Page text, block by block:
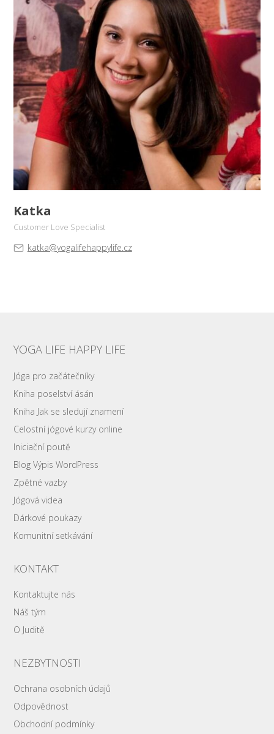
Katka
Customer Love Specialist
katka@yogalifehappylife.cz
YOGA LIFE HAPPY LIFE
Jóga pro začátečníky
Kniha poselství ásán
Kniha Jak se sledují znamení
Celostní jógové kurzy online
Iniciační poutě
Blog Výpis WordPress
Zpětné vazby
Jógová videa
Dárkové poukazy
Komunitní setkávání
KONTAKT
Kontaktujte nás
Náš tým
O Juditě
NEZBYTNOSTI
Ochrana osobních údajů
Odpovědnost
Obchodní podmínky